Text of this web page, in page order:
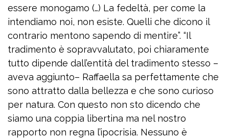
essere monogamo (…) La fedeltà, per come la
intendiamo noi, non esiste. Quelli che dicono il
contrario mentono sapendo di mentire”. “Il
tradimento è sopravvalutato, poi chiaramente
tutto dipende dall’entità del tradimento stesso –
aveva aggiunto– Raffaella sa perfettamente che
sono attratto dalla bellezza e che sono curioso
per natura. Con questo non sto dicendo che
siamo una coppia libertina ma nel nostro
rapporto non regna l’ipocrisia. Nessuno è